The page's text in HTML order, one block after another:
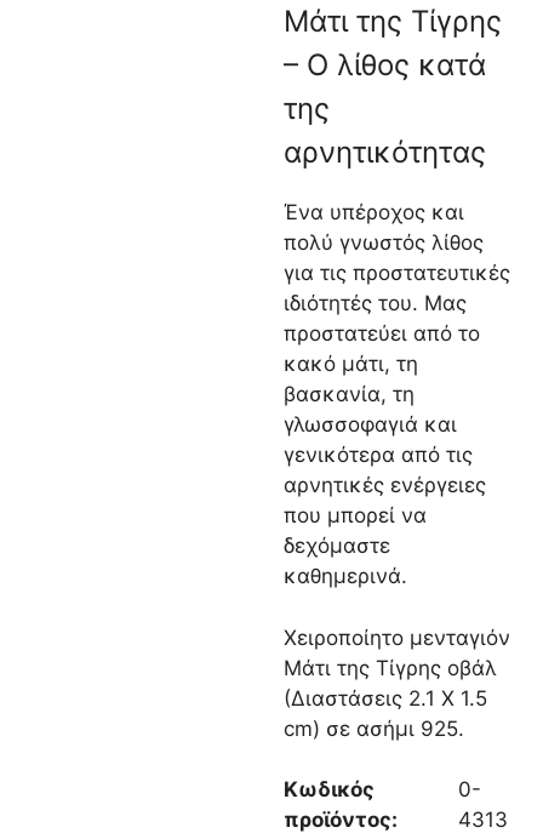
Μάτι της Τίγρης
– Ο λίθος κατά
της
αρνητικότητας
Ένα υπέροχος και
πολύ γνωστός λίθος
για τις προστατευτικές
ιδιότητές του. Μας
προστατεύει από το
κακό μάτι, τη
βασκανία, τη
γλωσσοφαγιά και
γενικότερα από τις
αρνητικές ενέργειες
που μπορεί να
δεχόμαστε
καθημερινά.
Χειροποίητο μενταγιόν
Μάτι της Τίγρης οβάλ
(Διαστάσεις 2.1 Χ 1.5
cm) σε ασήμι 925.
Κωδικός
προϊόντος:
0-
4313